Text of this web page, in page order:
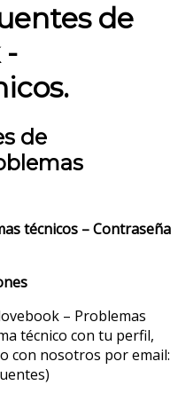
de
-
de
técnicos – Contraseña
– Problemas
técnico con tu perfil,
con nosotros por email: